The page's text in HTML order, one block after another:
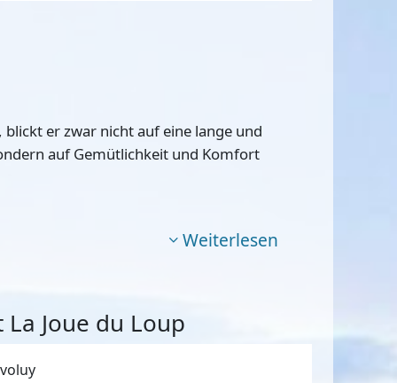
er zwar nicht auf eine lange und
auf Gemütlichkeit und Komfort
Weiterlesen
Joue du Loup